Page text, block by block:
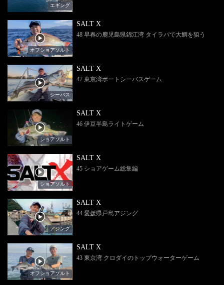
エギング
オフショアソルト
SALT X
48 早春の鹿児島県錦江湾 タイラバで大鯛を狙う
シーバス
SALT X
47 東京湾ボートシーバスゲーム
ショアソルト
SALT X
46 伊豆半島ライトゲーム
ショアソルト
SALT X
45 ショアゲーム総集編
アジング
SALT X
44 愛媛県戸島アジング
オフショアソルト
SALT X
43 東京湾 クロダイのトップウォーターゲーム